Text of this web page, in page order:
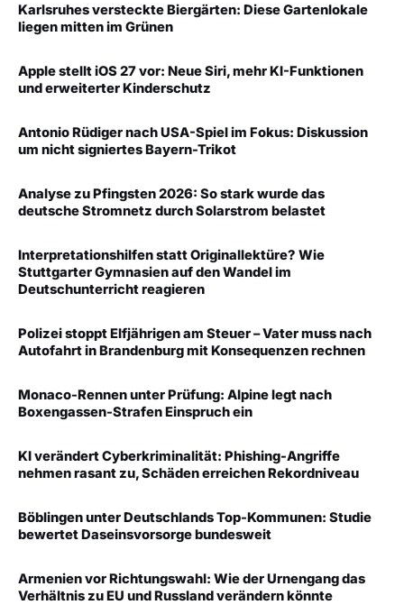
Karlsruhes versteckte Biergärten: Diese Gartenlokale
liegen mitten im Grünen
Apple stellt iOS 27 vor: Neue Siri, mehr KI-Funktionen
und erweiterter Kinderschutz
Antonio Rüdiger nach USA-Spiel im Fokus: Diskussion
um nicht signiertes Bayern-Trikot
Analyse zu Pfingsten 2026: So stark wurde das
deutsche Stromnetz durch Solarstrom belastet
Interpretationshilfen statt Originallektüre? Wie
Stuttgarter Gymnasien auf den Wandel im
Deutschunterricht reagieren
Polizei stoppt Elfjährigen am Steuer – Vater muss nach
Autofahrt in Brandenburg mit Konsequenzen rechnen
Monaco-Rennen unter Prüfung: Alpine legt nach
Boxengassen-Strafen Einspruch ein
KI verändert Cyberkriminalität: Phishing-Angriffe
nehmen rasant zu, Schäden erreichen Rekordniveau
Böblingen unter Deutschlands Top-Kommunen: Studie
bewertet Daseinsvorsorge bundesweit
Armenien vor Richtungswahl: Wie der Urnengang das
Verhältnis zu EU und Russland verändern könnte